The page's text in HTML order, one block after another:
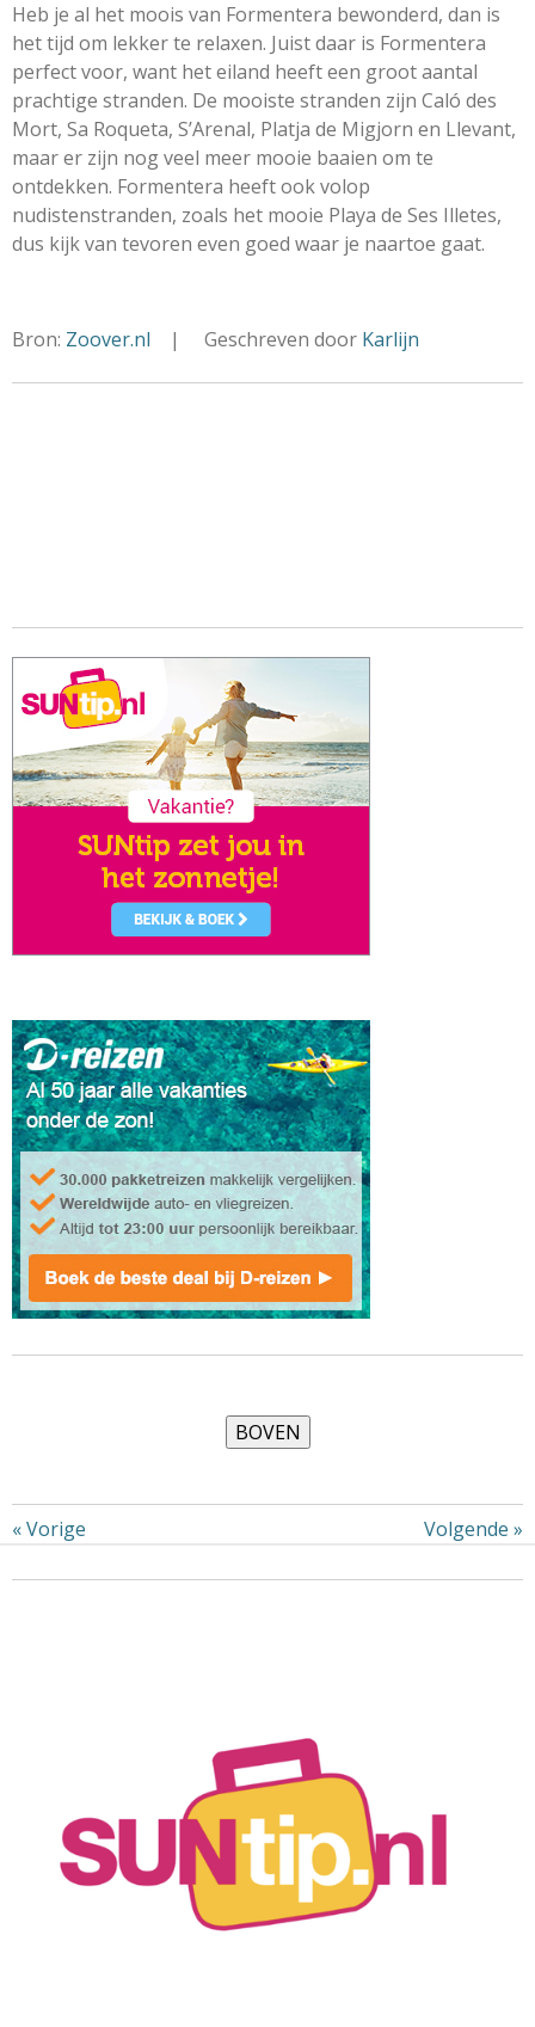
Heb je al het moois van Formentera bewonderd, dan is
het tijd om lekker te relaxen. Juist daar is Formentera
perfect voor, want het eiland heeft een groot aantal
prachtige stranden. De mooiste stranden zijn Caló des
Mort, Sa Roqueta, S’Arenal, Platja de Migjorn en Llevant,
maar er zijn nog veel meer mooie baaien om te
ontdekken. Formentera heeft ook volop
nudistenstranden, zoals het mooie Playa de Ses Illetes,
dus kijk van tevoren even goed waar je naartoe gaat.
Bron: Zoover.nl | Geschreven door Karlijn
«Vorige Volgende »